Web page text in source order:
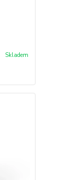
Skladem